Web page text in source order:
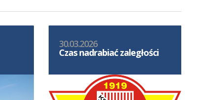
30.03.2026
Czas nadrabiać zaległości